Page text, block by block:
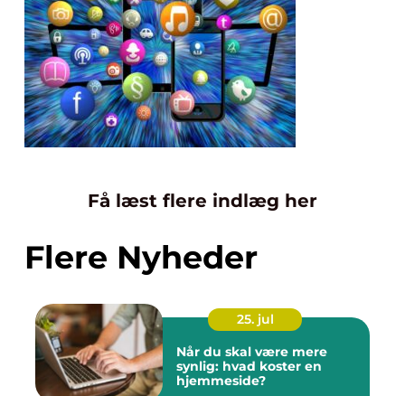
Få læst flere indlæg her
Flere Nyheder
25. jul
Når du skal være mere
synlig: hvad koster en
hjemmeside?